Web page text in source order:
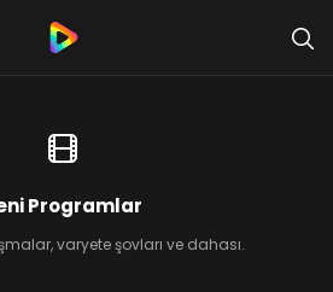
Programlar
varyete şovları ve dahası.